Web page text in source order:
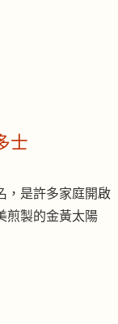
士
，是許多家庭開啟
煎製的金黃太陽